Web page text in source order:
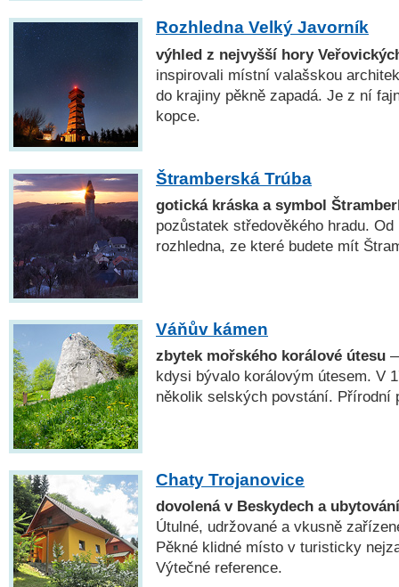
Rozhledna Velký Javorník
výhled z nejvyšší hory
inspirovali místní valašskou
do krajiny pěkně zapadá. Je z ní
kopce.
Štramberská Trúba
gotická kráska a symbol
pozůstatek středověkého hradu.
rozhledna, ze které budete mít
Váňův kámen
zbytek mořského korálové útesu
kdysi bývalo korálovým útesem. V
několik selských povstání. Přírodní
Chaty Trojanovice
dovolená v Beskydech a
Útulné, udržované a vkusně
Pěkné klidné místo v turisticky
Výtečné reference.